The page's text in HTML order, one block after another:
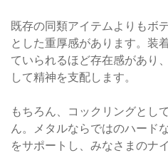
既存の同類アイテムよりもボ
とした重厚感があります。装
ていられるほど存在感があり
して精神を支配します。
もちろん、コックリングとし
ん。メタルならではのハード
をサポートし、みなさまのナ